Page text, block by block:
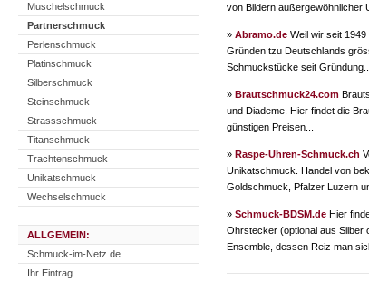
Muschelschmuck
Partnerschmuck
Perlenschmuck
Platinschmuck
Silberschmuck
Steinschmuck
Strassschmuck
Titanschmuck
Trachtenschmuck
Unikatschmuck
Wechselschmuck
ALLGEMEIN:
Schmuck-im-Netz.de
Ihr Eintrag
von Bildern außergewöhnlicher
» Abramo.de Weil wir seit
Gründen tzu Deutschlands
Schmuckstücke seit Gründung...
» Brautschmuck24.com
und Diademe. Hier findet die
günstigen Preisen...
» Raspe-Uhren-Schmuck.ch
Unikatschmuck. Handel von
Goldschmuck, Pfalzer Luzern
» Schmuck-BDSM.de Hier
Ohrstecker (optional aus Silber
Ensemble, dessen Reiz man